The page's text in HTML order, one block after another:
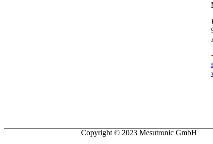
Copyright © 2023 Mesutronic GmbH